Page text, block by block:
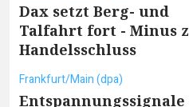
Dax setzt Berg- und
Talfahrt fort - Minus
Handelsschluss
Frankfurt/Main (dpa)